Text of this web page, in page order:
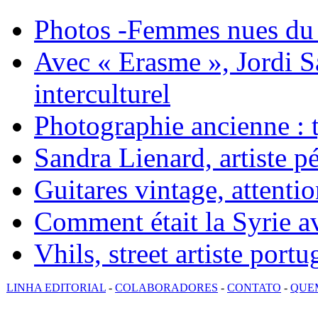
Photos -Femmes nues
Avec « Erasme », Jordi
interculturel
Photographie ancienne :
Sandra Lienard, artiste
Guitares vintage,
Comment était la Syrie
Vhils, street artiste
LINHA EDITORIAL - COLABORADORES - CONTATO -